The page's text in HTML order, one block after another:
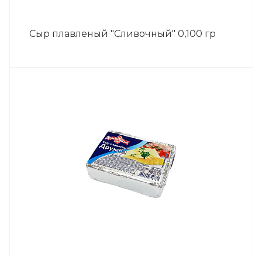
Сыр плавленый "Сливочный" 0,100 гр